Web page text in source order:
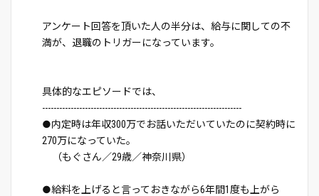
アンケート回答を頂いた人の半分は、給与に関しての不
満が、退職のトリガーになっています。
具体的なエピソードでは、
----------------------------------------------------------------------
●内定時は年収300万でお話いただいていたのに契約時に
270万になっていた。
（もぐさん／29歳／神奈川県）
●給料を上げると言っておきながら6年間1度も上がら